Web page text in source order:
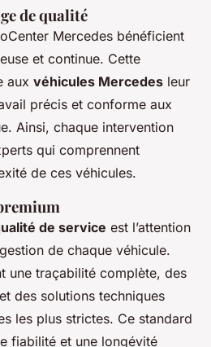
de qualité
Mercedes bénéficient
et continue. Cette
aux véhicules Mercedes leur
précis et conforme aux
Ainsi, chaque intervention
qui comprennent
de ces véhicules.
de service est l’attention
de chaque véhicule.
une traçabilité complète, des
des solutions techniques
les plus strictes. Ce standard
fiabilité et une longévité